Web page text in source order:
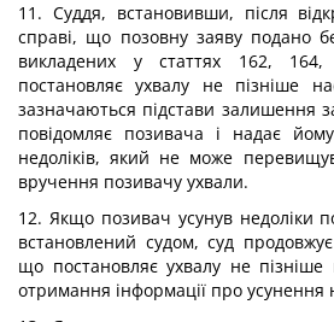
11. Суддя, встановивши, після
справі, що позовну заяву подано
викладених у статтях 162,
постановляє ухвалу не пізніше
зазначаються підстави залишення
повідомляє позивача і надає
недоліків, який не може
вручення позивачу ухвали.
12. Якщо позивач усунув недоліки
встановлений судом, суд
що постановляє ухвалу не
отримання інформації про усунення